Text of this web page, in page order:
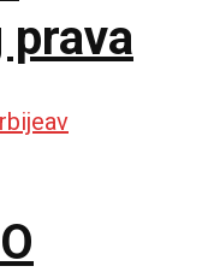
prava